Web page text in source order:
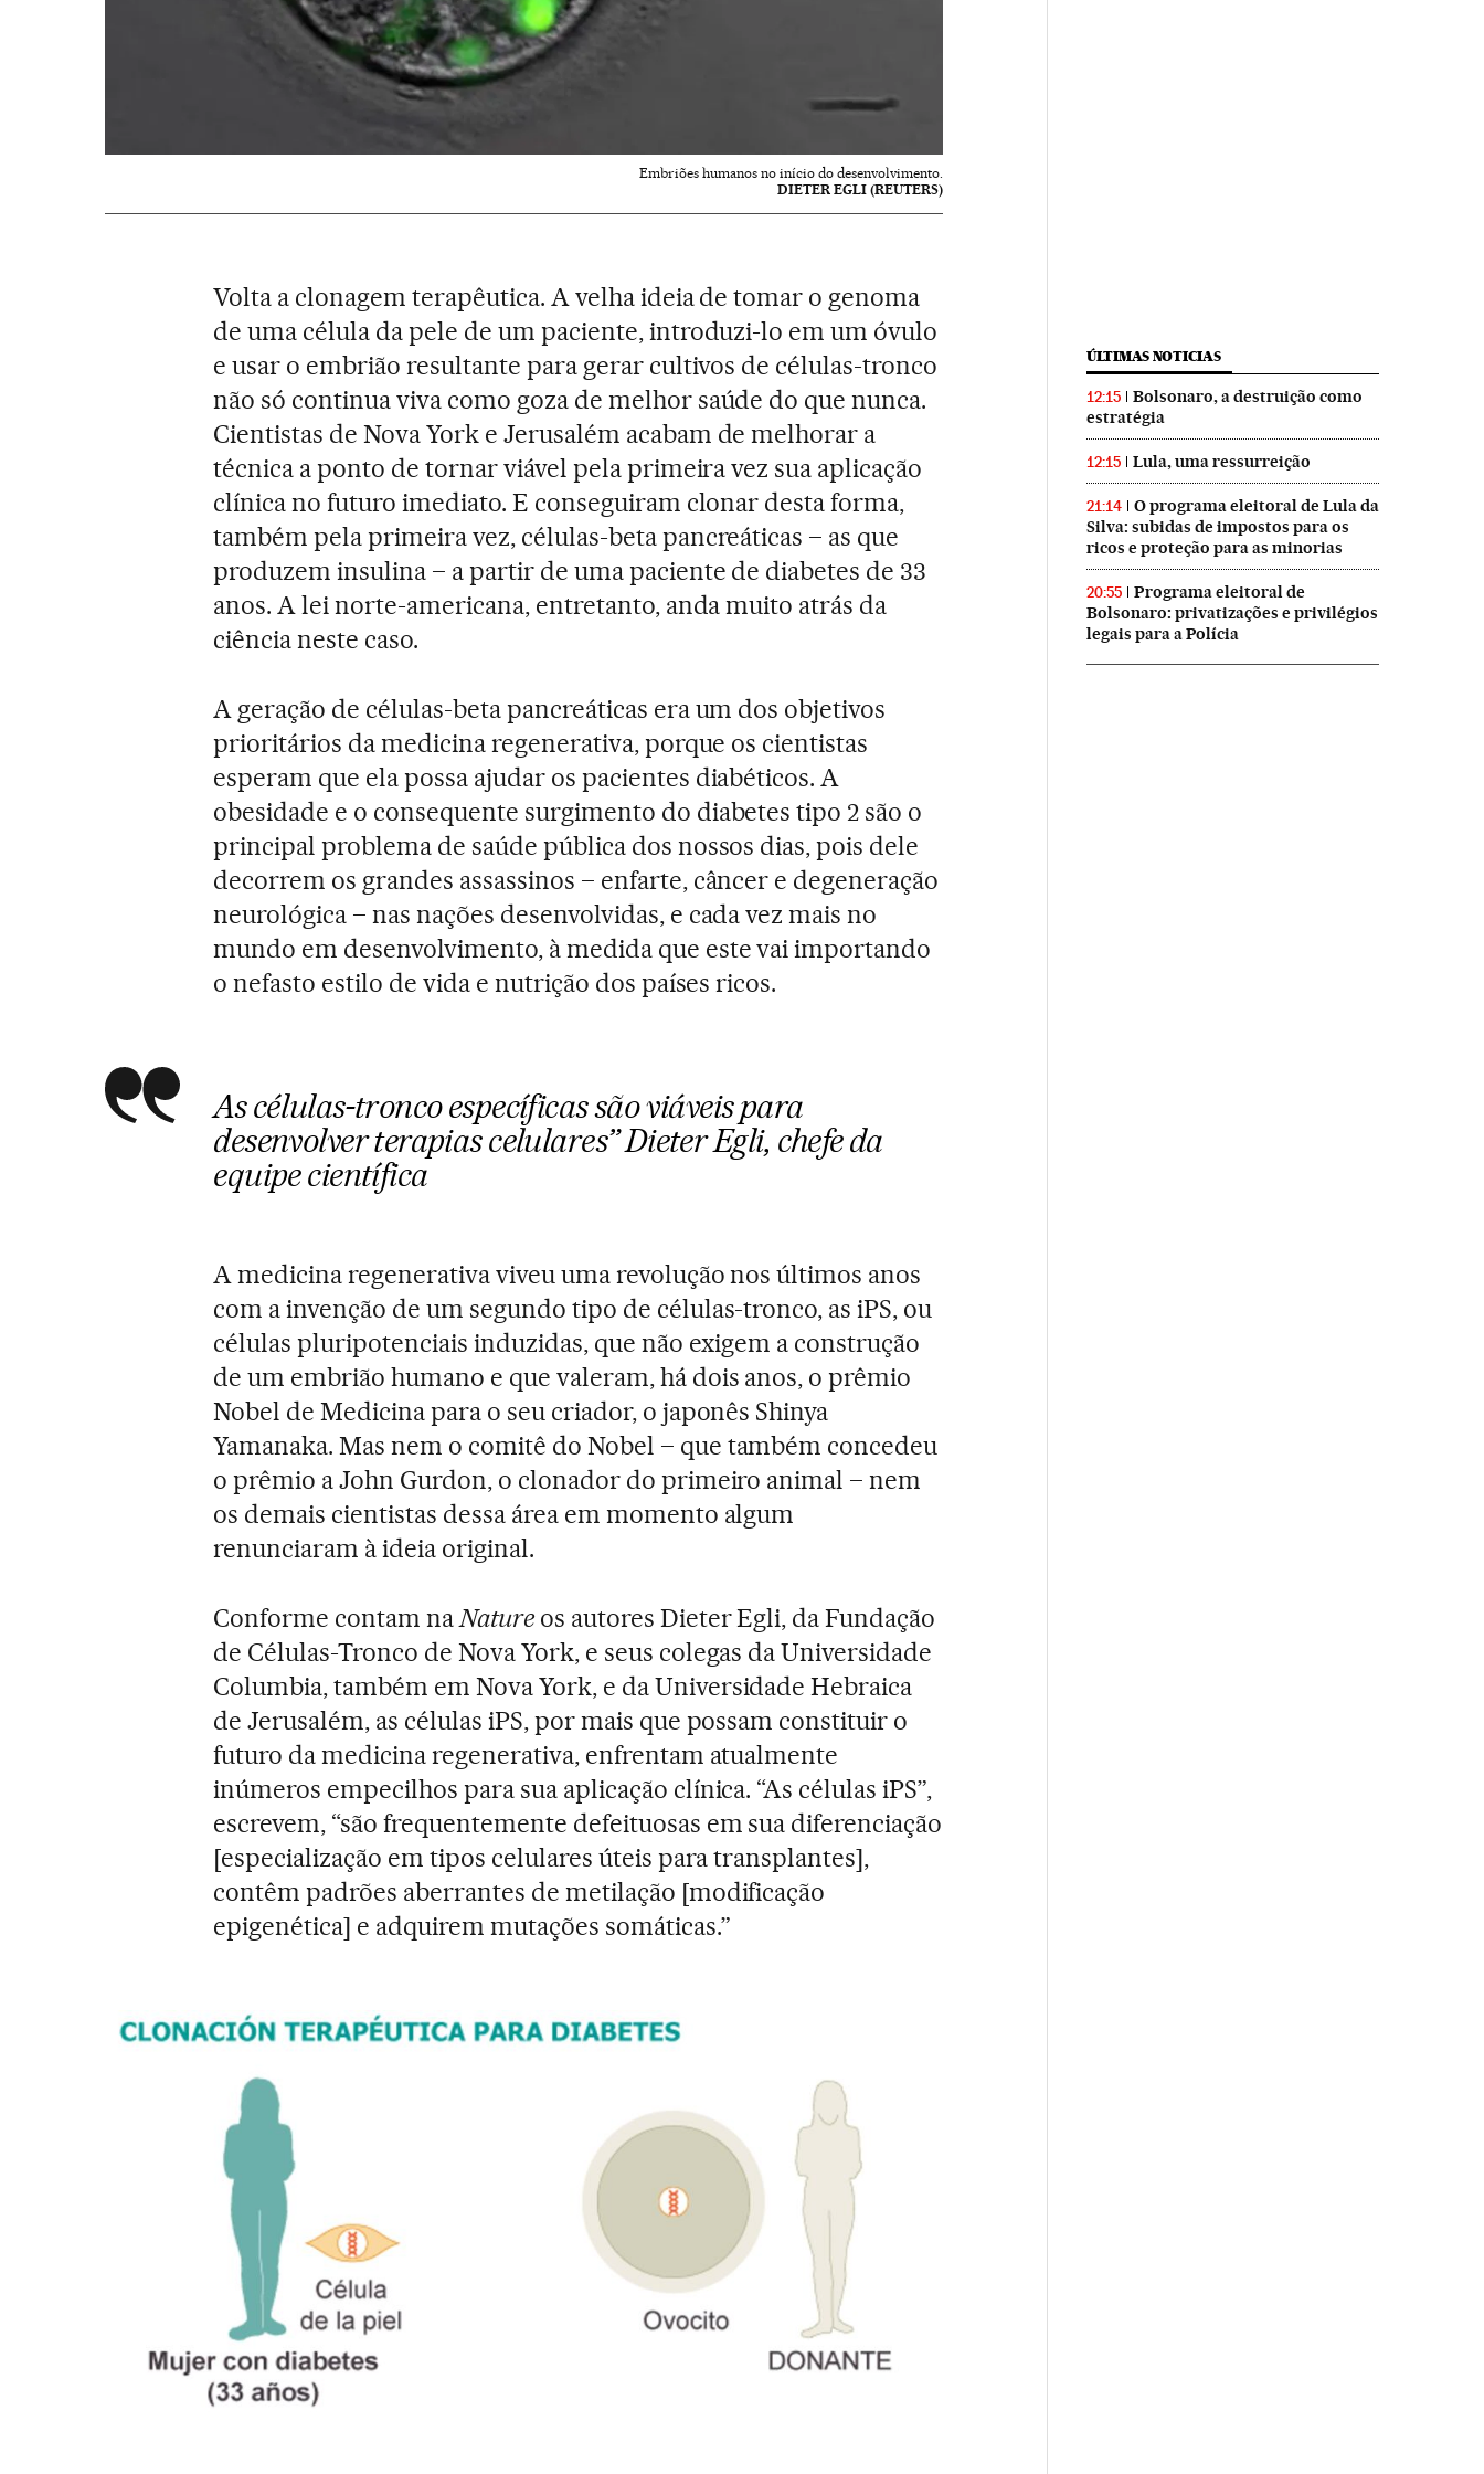
Embriões humanos no início do desenvolvimento.
DIETER EGLI (REUTERS)
Volta a clonagem terapêutica. A velha ideia de tomar o genoma
de uma célula da pele de um paciente, introduzi-lo em um óvulo
e usar o embrião resultante para gerar cultivos de células-tronco
não só continua viva como goza de melhor saúde do que nunca.
Cientistas de Nova York e Jerusalém acabam de melhorar a
técnica a ponto de tornar viável pela primeira vez sua aplicação
clínica no futuro imediato. E conseguiram clonar desta forma,
também pela primeira vez, células-beta pancreáticas – as que
produzem insulina – a partir de uma paciente de diabetes de 33
anos. A lei norte-americana, entretanto, anda muito atrás da
ciência neste caso.
A geração de células-beta pancreáticas era um dos objetivos
prioritários da medicina regenerativa, porque os cientistas
esperam que ela possa ajudar os pacientes diabéticos. A
obesidade e o consequente surgimento do diabetes tipo 2 são o
principal problema de saúde pública dos nossos dias, pois dele
decorrem os grandes assassinos – enfarte, câncer e degeneração
neurológica – nas nações desenvolvidas, e cada vez mais no
mundo em desenvolvimento, à medida que este vai importando
o nefasto estilo de vida e nutrição dos países ricos.
As células-tronco específicas são viáveis para
desenvolver terapias celulares”Dieter Egli, chefe da
equipe científica
A medicina regenerativa viveu uma revolução nos últimos anos
com a invenção de um segundo tipo de células-tronco, as iPS, ou
células pluripotenciais induzidas, que não exigem a construção
de um embrião humano e que valeram, há dois anos, o prêmio
Nobel de Medicina para o seu criador, o japonês Shinya
Yamanaka. Mas nem o comitê do Nobel – que também concedeu
o prêmio a John Gurdon, o clonador do primeiro animal – nem
os demais cientistas dessa área em momento algum
renunciaram à ideia original.
Conforme contam naNatureos autores Dieter Egli, da Fundação
de Células-Tronco de Nova York, e seus colegas da Universidade
Columbia, também em Nova York, e da Universidade Hebraica
de Jerusalém, as células iPS, por mais que possam constituir o
futuro da medicina regenerativa, enfrentam atualmente
inúmeros empecilhos para sua aplicação clínica. “As células iPS”,
escrevem, “são frequentemente defeituosas em sua diferenciação
[especialização em tipos celulares úteis para transplantes],
contêm padrões aberrantes de metilação [modificação
epigenética] e adquirem mutações somáticas.”
ÚLTIMAS NOTICIAS
12:15
Bolsonaro, a destruição como
estratégia
12:15 Lula, uma ressurreição
21:14
O programa eleitoral de Lula da
Silva: subidas de impostos para os
ricos e proteção para as minorias
20:55
Programa eleitoral de
Bolsonaro: privatizações e privilégios
legais para a Polícia